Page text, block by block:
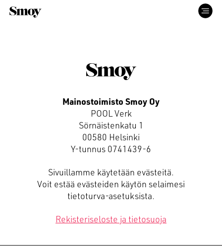
ETUSIVU
PALVELUT
YHTEYS
YRITYS
Mainostoimisto Smoy Oy
POOL Verk
Sörnäistenkatu 1
00580 Helsinki
Y-tunnus 0741439-6
Sivuillamme käytetään evästeitä.
Voit estää evästeiden käytön selaimesi
tietoturva-asetuksista.
Rekisteriseloste ja tietosuoja